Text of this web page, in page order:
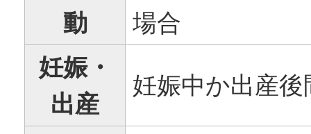
動
場合
妊娠・
出産
妊娠中か出産